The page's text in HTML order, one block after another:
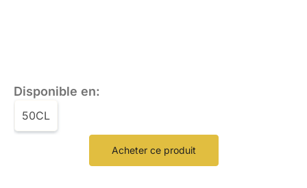
Disponible en:
50CL
Acheter ce produit